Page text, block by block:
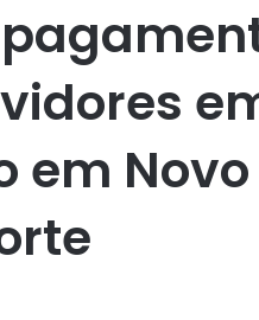
em Novo